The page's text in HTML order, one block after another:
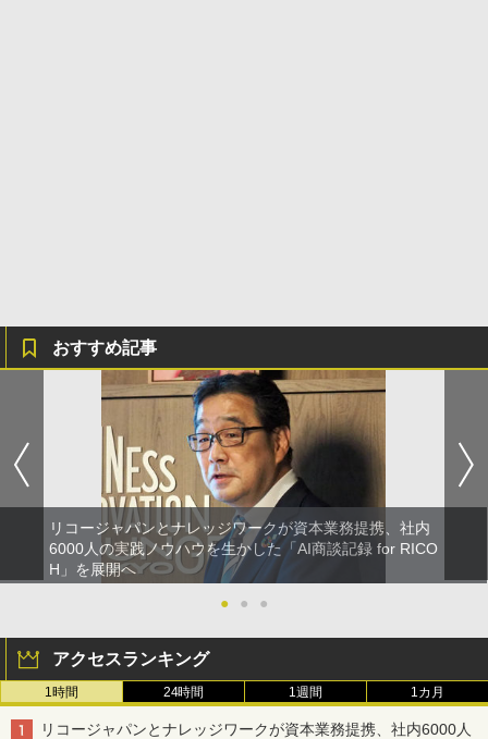
おすすめ記事
リコージャパンとナレッジワークが資本業務提携、社内
6000人の実践ノウハウを生かした「AI商談記録 for RICO
H」を展開へ
●
● ●
アクセスランキング
1時間 24時間 1週間 1カ月
リコージャパンとナレッジワークが資本業務提携、社内6000人